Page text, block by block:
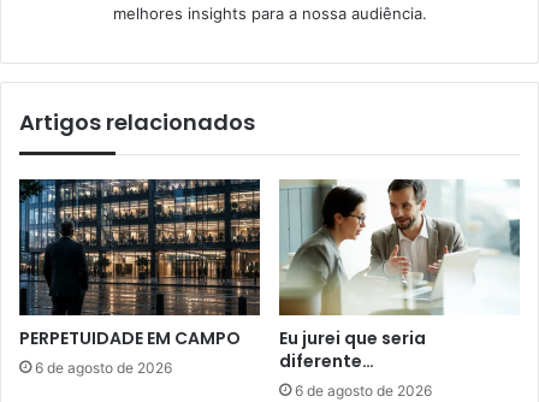
melhores insights para a nossa audiência.
Artigos relacionados
PERPETUIDADE EM CAMPO
6 de agosto de 2026
Eu jurei que seria
diferente…
6 de agosto de 2026